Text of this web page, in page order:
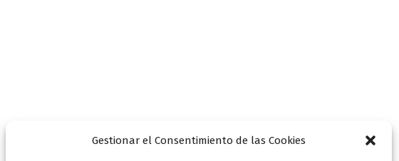
Gestionar el Consentimiento de las Cookies